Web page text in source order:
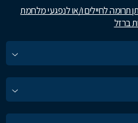
תרומה לחיילים ו/או לנפגעי מלחמת
ברזל